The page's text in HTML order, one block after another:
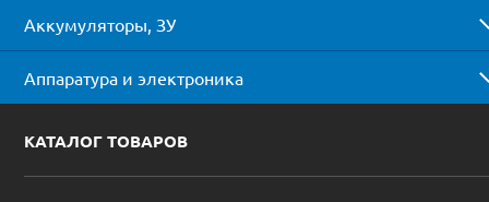
Аккумуляторы, ЗУ
Аппаратура и электроника
КАТАЛОГ ТОВАРОВ